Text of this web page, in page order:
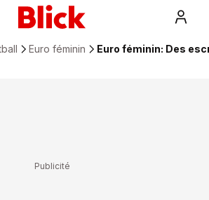
Euro féminin Euro féminin: Des